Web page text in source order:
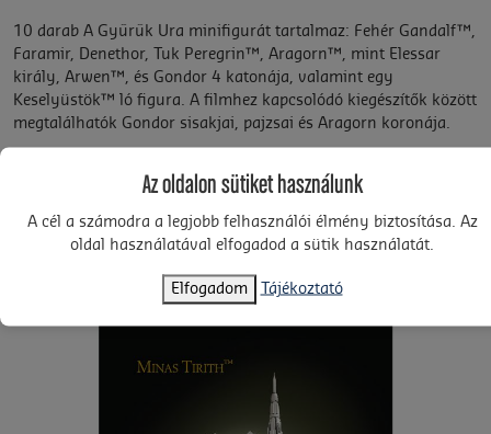
10 darab A Gyűrűk Ura minifigurát tartalmaz: Fehér Gandalf™,
Faramir, Denethor, Tuk Peregrin™, Aragorn™, mint Elessar
király, Arwen™, és Gondor 4 katonája, valamint egy
Keselyüstök™ ló figura. A filmhez kapcsolódó kiegészítők között
megtalálhatók Gondor sisakjai, pajzsai és Aragorn koronája.
forgasd el 3D-ben a modelleket, figyeld a haladásodat, és
Az oldalon sütiket használunk
A cél a számodra a legjobb felhasználói élmény biztosítása. Az
oldal használatával elfogadod a sütik használatát.
Elfogadom Tájékoztató